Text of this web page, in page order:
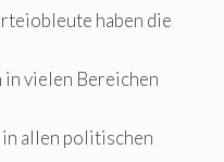
haben die
vielen Bereichen
allen politischen